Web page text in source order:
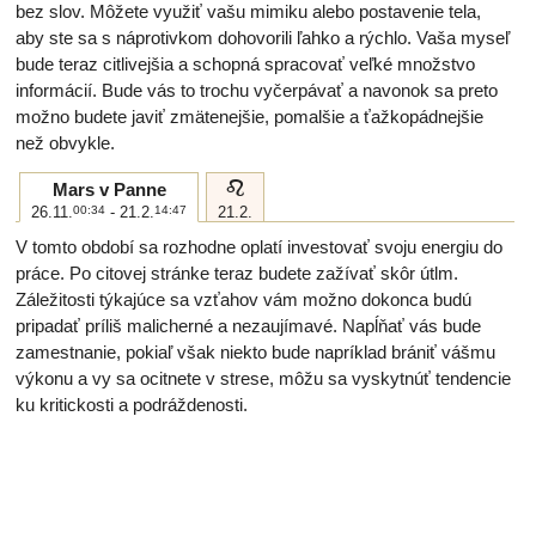
bez slov. Môžete využiť vašu mimiku alebo postavenie tela,
aby ste sa s náprotivkom dohovorili ľahko a rýchlo. Vaša myseľ
bude teraz citlivejšia a schopná spracovať veľké množstvo
informácií. Bude vás to trochu vyčerpávať a navonok sa preto
možno budete javiť zmätenejšie, pomalšie a ťažkopádnejšie
než obvykle.
Mars v Panne
26.11.00:34 - 21.2.14:47
e
21.2.
V tomto období sa rozhodne oplatí investovať svoju energiu do
práce. Po citovej stránke teraz budete zažívať skôr útlm.
Záležitosti týkajúce sa vzťahov vám možno dokonca budú
pripadať príliš malicherné a nezaujímavé. Napĺňať vás bude
zamestnanie, pokiaľ však niekto bude napríklad brániť vášmu
výkonu a vy sa ocitnete v strese, môžu sa vyskytnúť tendencie
ku kritickosti a podráždenosti.